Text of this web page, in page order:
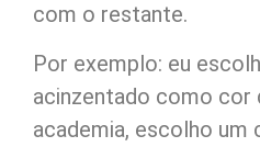
com o restante.
Por exemplo: eu
acinzentado como cor
academia, escolho um